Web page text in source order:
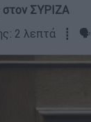
στον ΣΥΡΙΖΑ
2 λεπτά ┋ 🗣️